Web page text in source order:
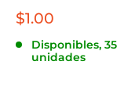
Precio
venta
$1.00
Disponibles, 35
unidades